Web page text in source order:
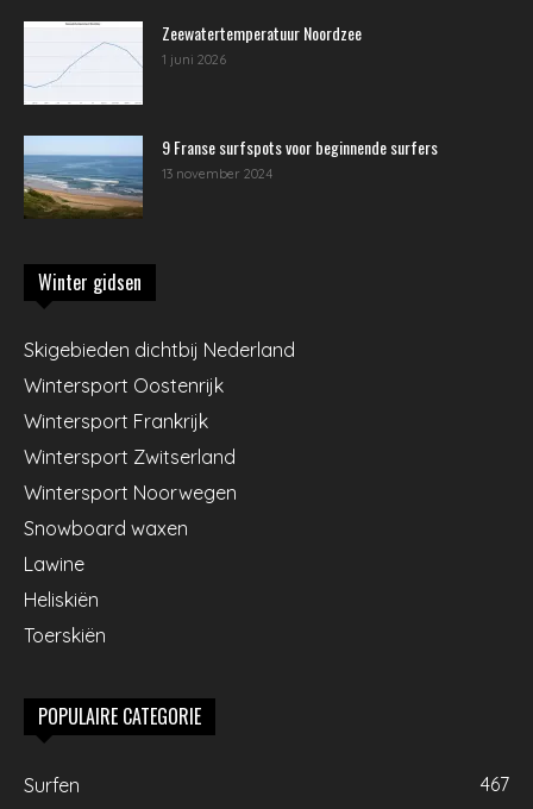
Zeewatertemperatuur Noordzee
1 juni 2026
9 Franse surfspots voor beginnende surfers
13 november 2024
Winter gidsen
Skigebieden dichtbij Nederland
Wintersport Oostenrijk
Wintersport Frankrijk
Wintersport Zwitserland
Wintersport Noorwegen
Snowboard waxen
Lawine
Heliskiën
Toerskiën
POPULAIRE CATEGORIE
Surfen
467